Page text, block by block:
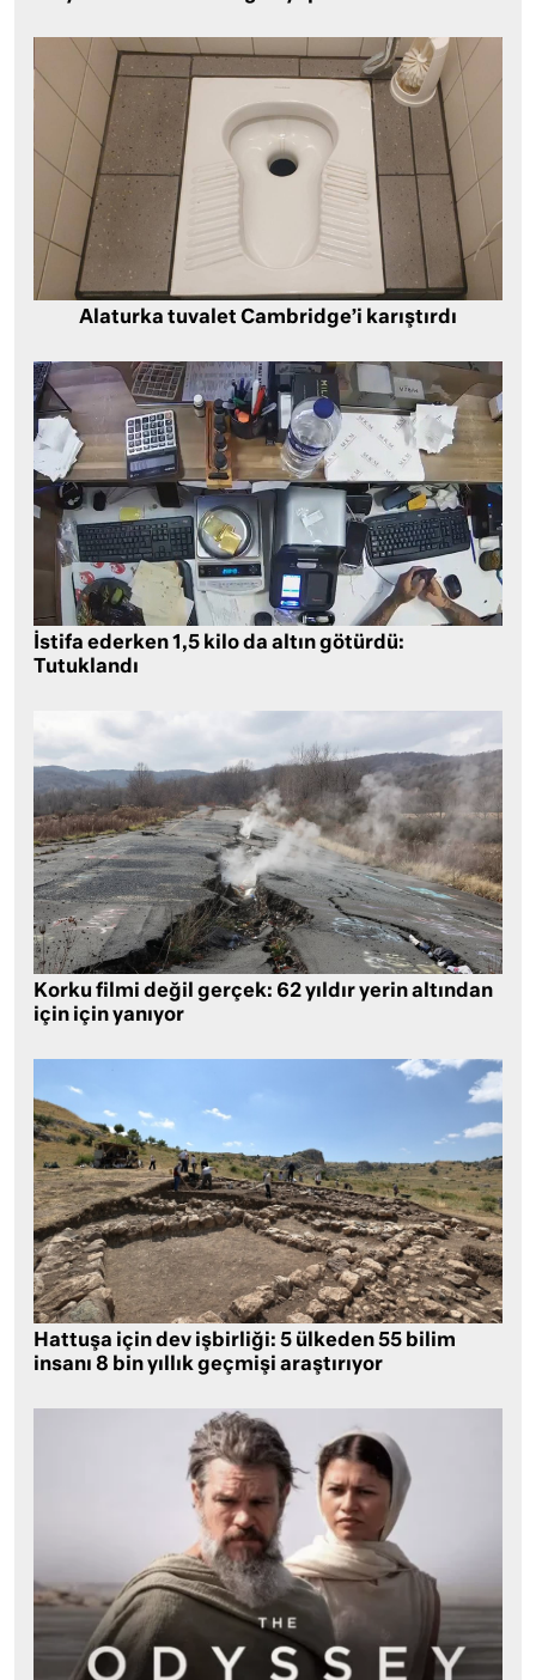
Alaturka tuvalet Cambridge’i karıştırdı
İstifa ederken 1,5 kilo da altın götürdü:
Tutuklandı
Korku filmi değil gerçek: 62 yıldır yerin altından
için için yanıyor
Hattuşa için dev işbirliği: 5 ülkeden 55 bilim
insanı 8 bin yıllık geçmişi araştırıyor